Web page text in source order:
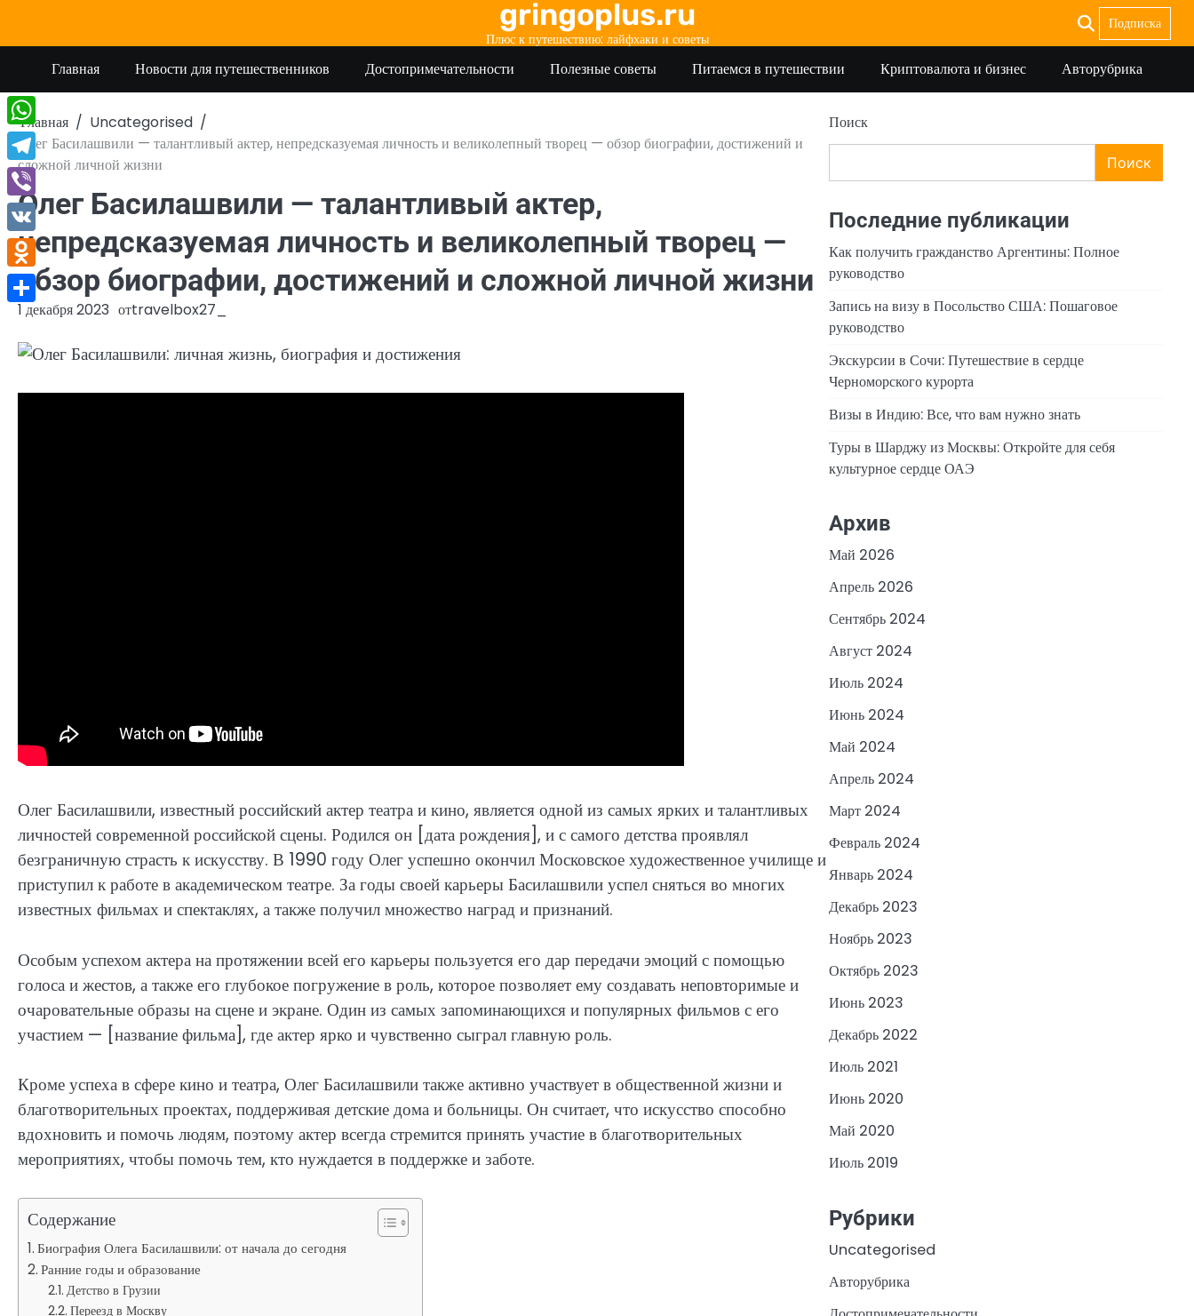
содержимому
gringoplus.ru
Плюс к путешествию: лайфхаки и советы
Подписка
Главная Новости для путешественников Достопримечательности Полезные советы Питаемся в путешествии Криптовалюта и бизнес Авторубрика
Главная
Uncategorised
Олег Басилашвили — талантливый актер, непредсказуемая личность и великолепный творец — обзор биографии, достижений и
сложной личной жизни
Олег Басилашвили — талантливый актер,
непредсказуемая личность и великолепный творец —
обзор биографии, достижений и сложной личной жизни
1 декабря 2023 отtravelbox27_
Олег Басилашвили, известный российский актер театра и кино, является одной из самых ярких и талантливых
личностей современной российской сцены. Родился он [дата рождения], и с самого детства проявлял
безграничную страсть к искусству. В 1990 году Олег успешно окончил Московское художественное училище и
приступил к работе в академическом театре. За годы своей карьеры Басилашвили успел сняться во многих
известных фильмах и спектаклях, а также получил множество наград и признаний.
Особым успехом актера на протяжении всей его карьеры пользуется его дар передачи эмоций с помощью
голоса и жестов, а также его глубокое погружение в роль, которое позволяет ему создавать неповторимые и
очаровательные образы на сцене и экране. Один из самых запоминающихся и популярных фильмов с его
участием — [название фильма], где актер ярко и чувственно сыграл главную роль.
Кроме успеха в сфере кино и театра, Олег Басилашвили также активно участвует в общественной жизни и
благотворительных проектах, поддерживая детские дома и больницы. Он считает, что искусство способно
вдохновить и помочь людям, поэтому актер всегда стремится принять участие в благотворительных
мероприятиях, чтобы помочь тем, кто нуждается в поддержке и заботе.
Содержание
Биография Олега Басилашвили: от начала до сегодня
Ранние годы и образование
Детство в Грузии
Переезд в Москву
Поиск
Поиск
Последние публикации
Как получить гражданство Аргентины: Полное
руководство
Запись на визу в Посольство США: Пошаговое
руководство
Экскурсии в Сочи: Путешествие в сердце
Черноморского курорта
Визы в Индию: Все, что вам нужно знать
Туры в Шарджу из Москвы: Откройте для себя
культурное сердце ОАЭ
Архив
Май 2026
Апрель 2026
Сентябрь 2024
Август 2024
Июль 2024
Июнь 2024
Май 2024
Апрель 2024
Март 2024
Февраль 2024
Январь 2024
Декабрь 2023
Ноябрь 2023
Октябрь 2023
Июнь 2023
Декабрь 2022
Июль 2021
Июнь 2020
Май 2020
Июль 2019
Рубрики
Uncategorised
Авторубрика
WhatsApp
Telegram
Viber
VK
Odnoklassniki
Отправить